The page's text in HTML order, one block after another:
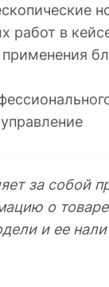
в
за собой
о
и ее